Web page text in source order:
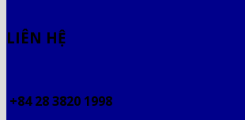
LIÊN HỆ
+84 28 3820 1998